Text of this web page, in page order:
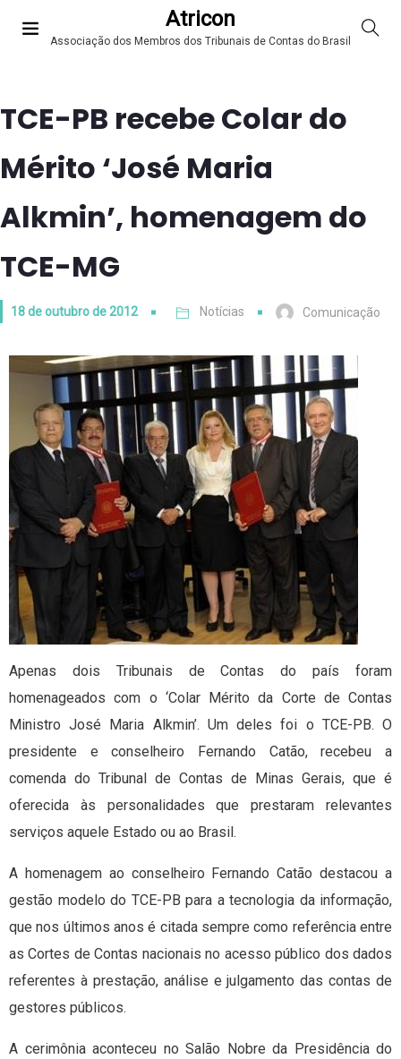
Atricon
Associação dos Membros dos Tribunais de Contas do Brasil
TCE-PB recebe Colar do
Mérito ‘José Maria
Alkmin’, homenagem do
TCE-MG
18 de outubro de 2012 Notícias Comunicação
Apenas dois Tribunais de Contas do país foram
homenageados com o ‘Colar Mérito da Corte de Contas
Ministro José Maria Alkmin’. Um deles foi o TCE-PB. O
presidente e conselheiro Fernando Catão, recebeu a
comenda do Tribunal de Contas de Minas Gerais, que é
oferecida às personalidades que prestaram relevantes
serviços aquele Estado ou ao Brasil.
A homenagem ao conselheiro Fernando Catão destacou a
gestão modelo do TCE-PB para a tecnologia da informação,
que nos últimos anos é citada sempre como referência entre
as Cortes de Contas nacionais no acesso público dos dados
referentes à prestação, análise e julgamento das contas de
gestores públicos.
A cerimônia aconteceu no Salão Nobre da Presidência do